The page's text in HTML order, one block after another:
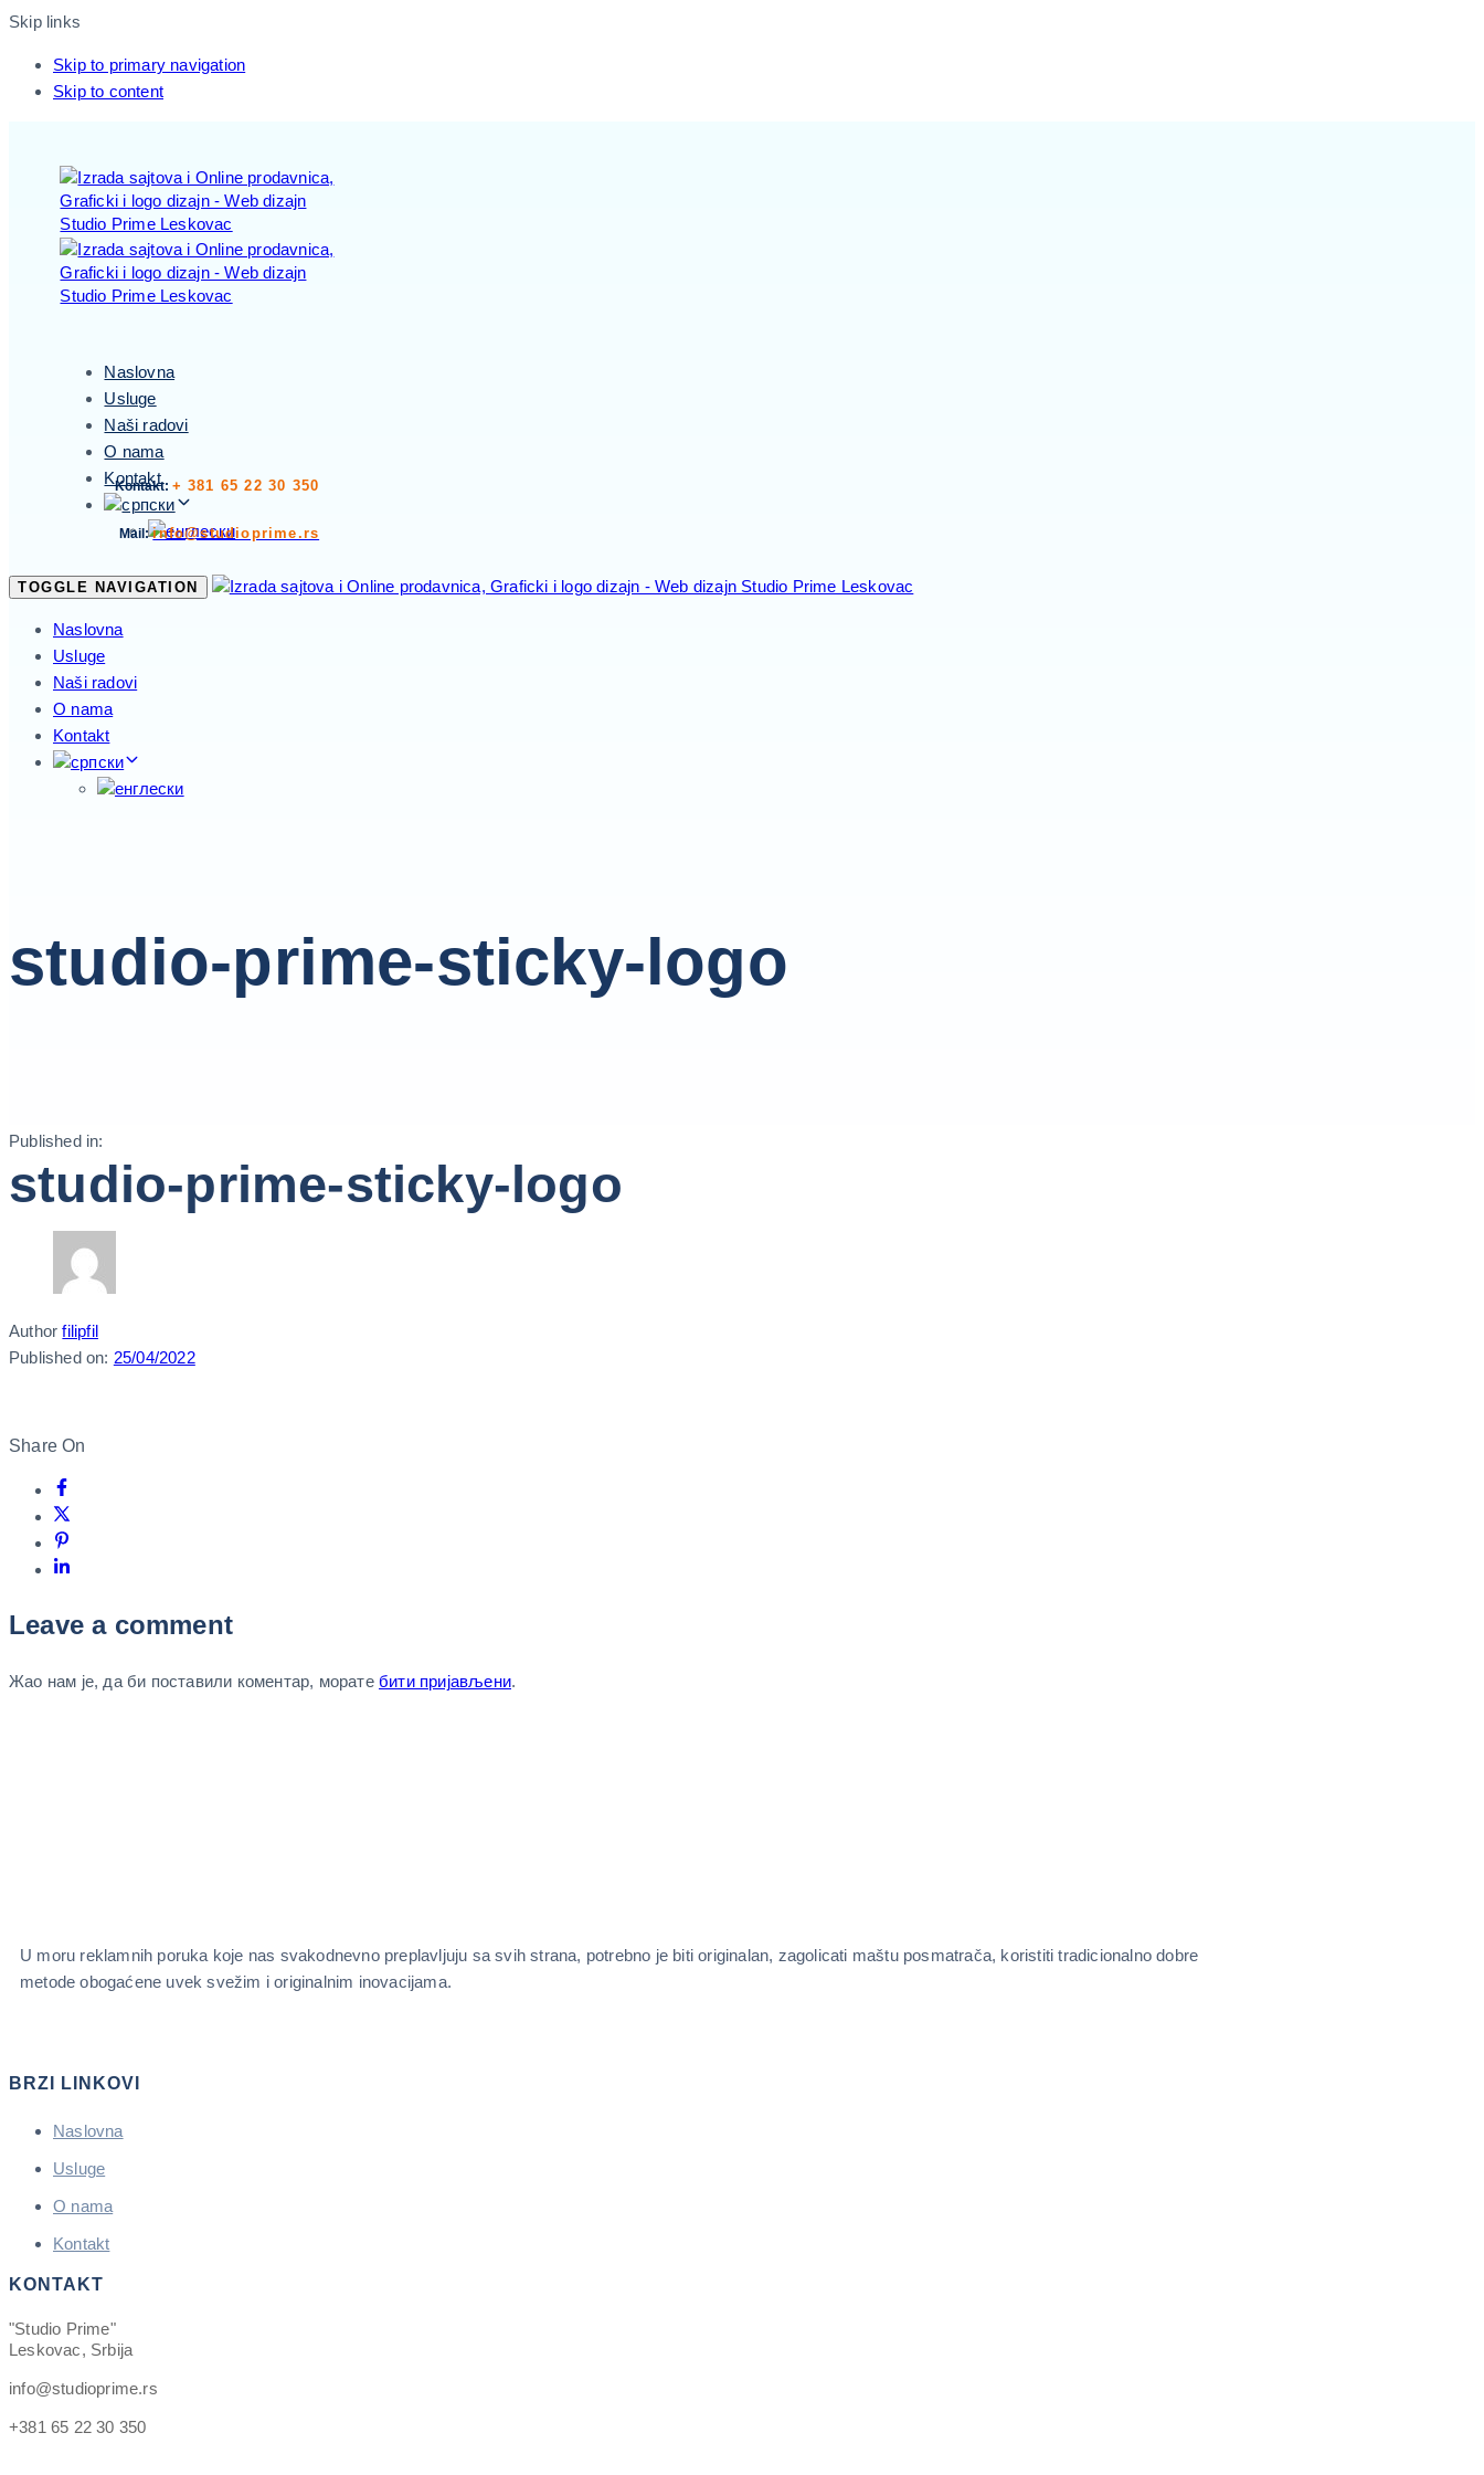
Skip links
Skip to primary navigation
Skip to content
Naslovna
Usluge
Naši radovi
O nama
Kontakt
Kontakt: + 381 65 22 30 350
Mail:info@studioprime.rs
TOGGLE NAVIGATION
Naslovna
Usluge
Naši radovi
O nama
Kontakt
studio-prime-sticky-logo
Published in:
studio-prime-sticky-logo
Author filipfil
Published on: 25/04/2022
Share On
Leave a comment
Жао нам је, да би поставили коментар, моратебити пријављени.
U moru reklamnih poruka koje nas svakodnevno preplavljuju sa svih strana, potrebno je biti originalan, zagolicati maštu posmatrača, koristiti tradicionalno dobre
metode obogaćene uvek svežim i originalnim inovacijama.
BRZI LINKOVI
Naslovna
Usluge
O nama
Kontakt
KONTAKT
"Studio Prime"
Leskovac, Srbija
info@studioprime.rs
+381 65 22 30 350